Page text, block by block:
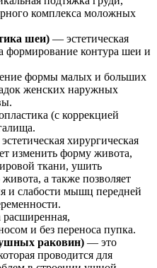
комплекса моложных
шеи) — эстетическая
формирование контура шеи и
формы малых и больших
женских наружных
(с коррекцией
хирургическая
изменить форму живота,
ткани, ушить
а также позволяет
и слабости мышц передней
расширенная,
и без переноса пупка.
раковин) — это
проводится для